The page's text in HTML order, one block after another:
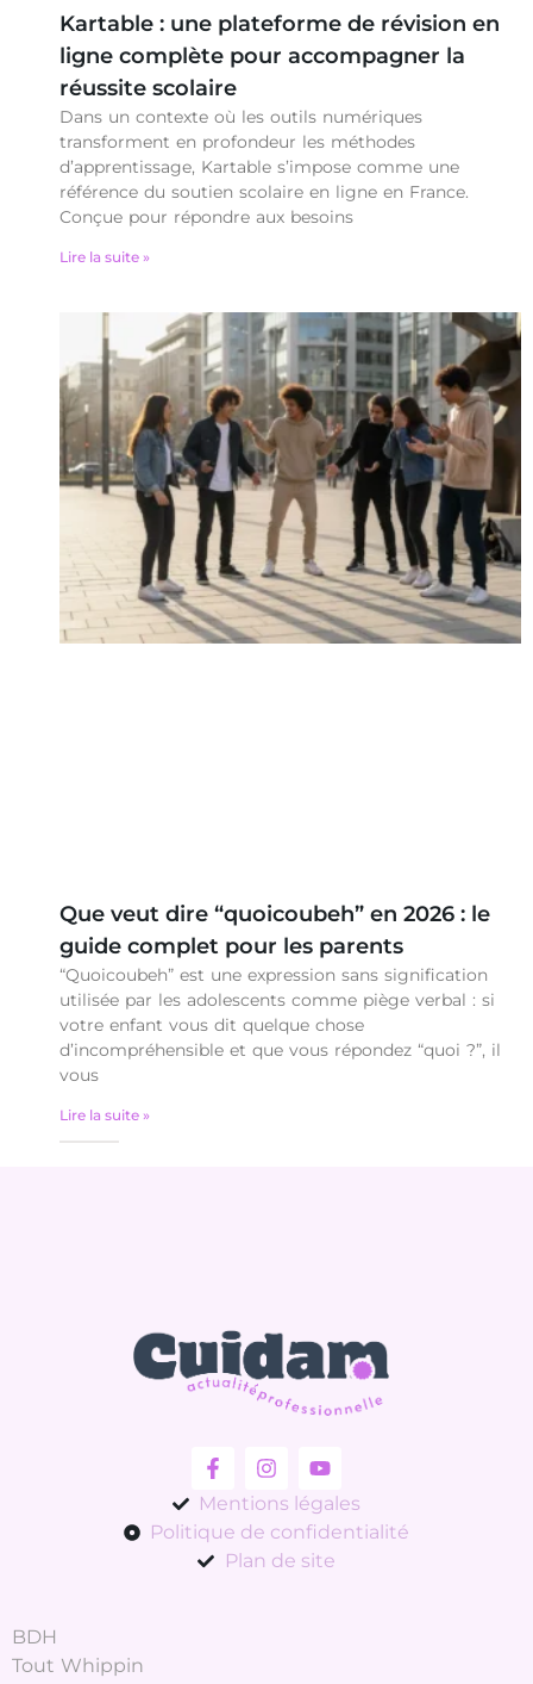
Kartable : une plateforme de révision en
ligne complète pour accompagner la
réussite scolaire
Dans un contexte où les outils numériques
transforment en profondeur les méthodes
d’apprentissage, Kartable s’impose comme une
référence du soutien scolaire en ligne en France.
Conçue pour répondre aux besoins
Lire la suite »
Que veut dire “quoicoubeh” en 2026 : le
guide complet pour les parents
“Quoicoubeh” est une expression sans signification
utilisée par les adolescents comme piège verbal : si
votre enfant vous dit quelque chose
d’incompréhensible et que vous répondez “quoi ?”, il
vous
Lire la suite »
Mentions légales
Politique de confidentialité
Plan de site
BDH
Tout Whippin